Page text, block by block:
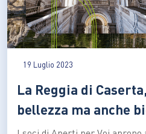
19 Luglio 2023
La Reggia di
bellezza ma anche
ecologia e